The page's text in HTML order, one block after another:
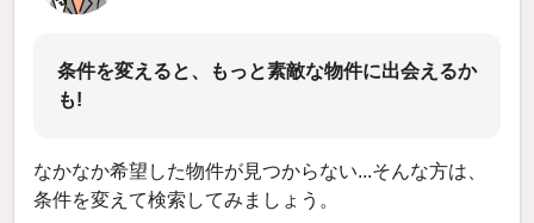
条件を変えると、もっと素敵な物件に出会えるか
も!
なかなか希望した物件が見つからない...そんな方は、
条件を変えて検索してみましょう。